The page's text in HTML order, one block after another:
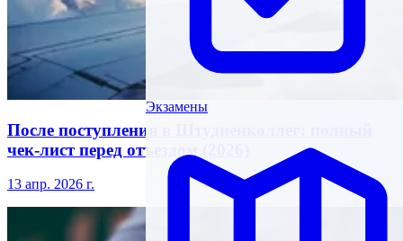
Экзамены
После поступления в Штудиенколлег: полный
чек-лист перед отъездом (2026)
13 апр. 2026 г.